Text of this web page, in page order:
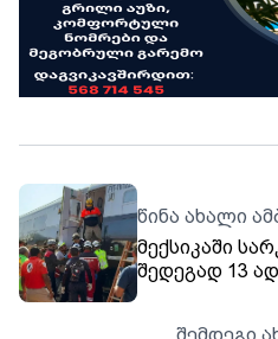
წინა ახალი
მექსიკაში
შედეგად 13
რომელიც